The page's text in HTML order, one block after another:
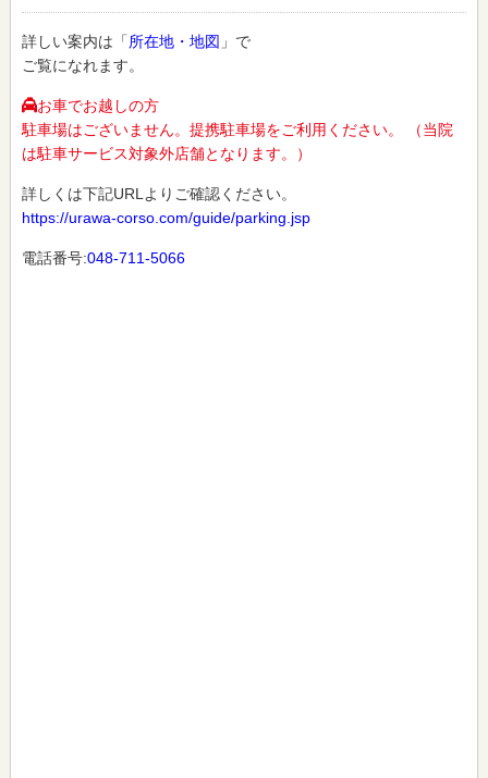
詳しい案内は「所在地・地図 」で
ご覧になれます。
お車でお越しの方
駐車場はございません。提携駐車場をご利用ください。 （当院
は駐車サービス対象外店舗となります。）
詳しくは下記URLよりご確認ください。
https://urawa-corso.com/guide/parking.jsp
電話番号:048-711-5066